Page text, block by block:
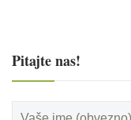
Pitajte nas!